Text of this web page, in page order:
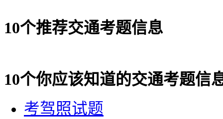
10个推荐交通考题信息
10个你应该知道的交通考题信
考驾照试题